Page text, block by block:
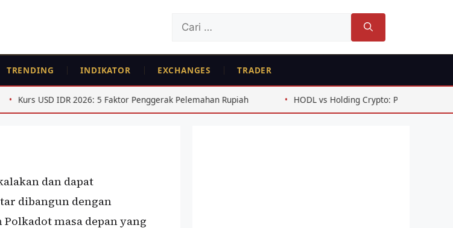
Cari
TRENDING INDIKATOR EXCHANGES TRADER
5 Faktor Penggerak Pelemahan Rupiah HODL vs Holding Crypto: Perbedaan dan Kapan Tepat
dan dapat
dibangun dengan
masa depan yang